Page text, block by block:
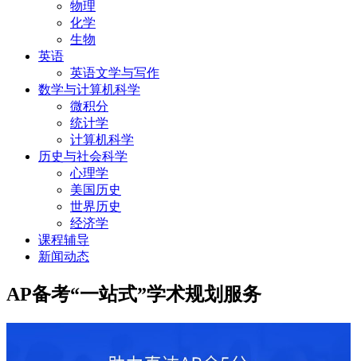
物理
化学
生物
英语
英语文学与写作
数学与计算机科学
微积分
统计学
计算机科学
历史与社会科学
心理学
美国历史
世界历史
经济学
课程辅导
新闻动态
AP备考“一站式”学术规划服务